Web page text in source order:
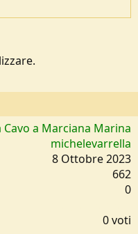
Cavo a Marciana Marina
michelevarrella
8 Ottobre 2023
662
0
0 voti